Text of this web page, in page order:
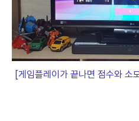
[게임플레이가 끝나면 점수와 소